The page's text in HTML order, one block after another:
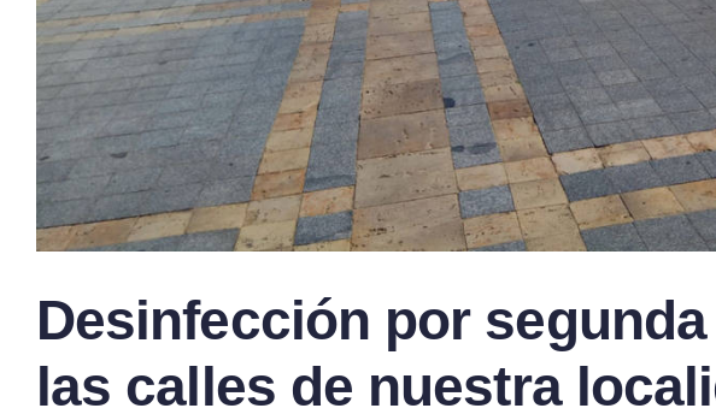
Desinfección por
las calles de nuestra